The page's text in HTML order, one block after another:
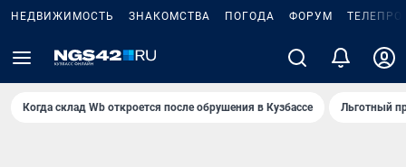
НЕДВИЖИМОСТЬ ЗНАКОМСТВА ПОГОДА ФОРУМ
Когда склад Wb откроется после обрушения в Кузбассе Льготный